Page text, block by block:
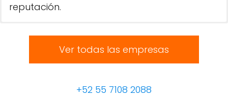
reputación.
Ver todas las empresas
+52 55 7108 2088